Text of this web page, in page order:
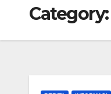
Category: